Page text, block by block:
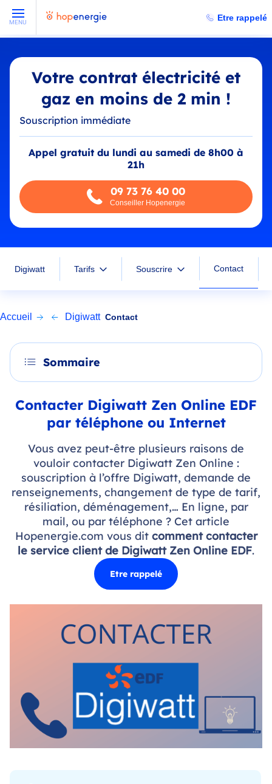
MENU Etre rappelé
Votre contrat électricité et
gaz en moins de 2 min !
Souscription immédiate
Appel gratuit du lundi au samedi de 8h00 à
21h
09 73 76 40 00
Conseiller Hopenergie
Digiwatt Tarifs Souscrire Contact
Accueil Digiwatt Contact
Sommaire
Contacter Digiwatt Zen Online EDF
par téléphone ou Internet
Vous avez peut-être plusieurs raisons de
vouloir contacter Digiwatt Zen Online :
souscription à l’offre Digiwatt, demande de
renseignements, changement de type de tarif,
résiliation, déménagement,… En ligne, par
mail, ou par téléphone ? Cet article
Hopenergie.com vous dit comment contacter
le service client de Digiwatt Zen Online EDF.
Etre rappelé